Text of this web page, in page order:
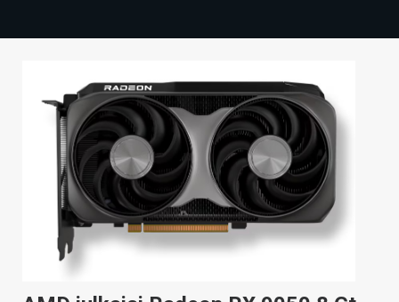
TECHBBS
HINTA.FI
KAUPPA
VAIHDA TEEMA